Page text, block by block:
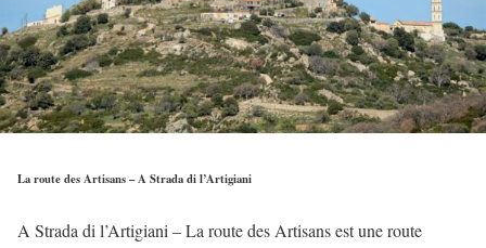
La route des Artisans – A Strada di l’Artigiani
A Strada di l’Artigiani – La route des Artisans est une route